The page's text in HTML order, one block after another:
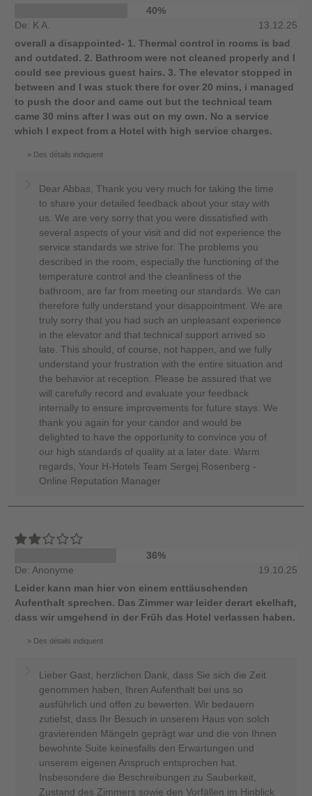
40%
De: K A.
13.12.25
overall a disappointed- 1. Thermal control in rooms is bad
and outdated. 2. Bathroom were not cleaned properly and I
could see previous guest hairs. 3. The elevator stopped in
between and I was stuck there for over 20 mins, i managed
to push the door and came out but the technical team
came 30 mins after I was out on my own. No a service
which I expect from a Hotel with high service charges.
Des détails indiquent
Dear Abbas, Thank you very much for taking the time
to share your detailed feedback about your stay with
us. We are very sorry that you were dissatisfied with
several aspects of your visit and did not experience the
service standards we strive for. The problems you
described in the room, especially the functioning of the
temperature control and the cleanliness of the
bathroom, are far from meeting our standards. We can
therefore fully understand your disappointment. We are
truly sorry that you had such an unpleasant experience
in the elevator and that technical support arrived so
late. This should, of course, not happen, and we fully
understand your frustration with the entire situation and
the behavior at reception. Please be assured that we
will carefully record and evaluate your feedback
internally to ensure improvements for future stays. We
thank you again for your candor and would be
delighted to have the opportunity to convince you of
our high standards of quality at a later date. Warm
regards, Your H-Hotels Team Sergej Rosenberg -
Online Reputation Manager
36%
De: Anonyme
19.10.25
Leider kann man hier von einem enttäuschenden
Aufenthalt sprechen. Das Zimmer war leider derart ekelhaft,
dass wir umgehend in der Früh das Hotel verlassen haben.
Des détails indiquent
Lieber Gast, herzlichen Dank, dass Sie sich die Zeit
genommen haben, Ihren Aufenthalt bei uns so
ausführlich und offen zu bewerten. Wir bedauern
zutiefst, dass Ihr Besuch in unserem Haus von solch
gravierenden Mängeln geprägt war und die von Ihnen
bewohnte Suite keinesfalls den Erwartungen und
unserem eigenen Anspruch entsprochen hat.
Insbesondere die Beschreibungen zu Sauberkeit,
Zustand des Zimmers sowie den Vorfällen im Hinblick